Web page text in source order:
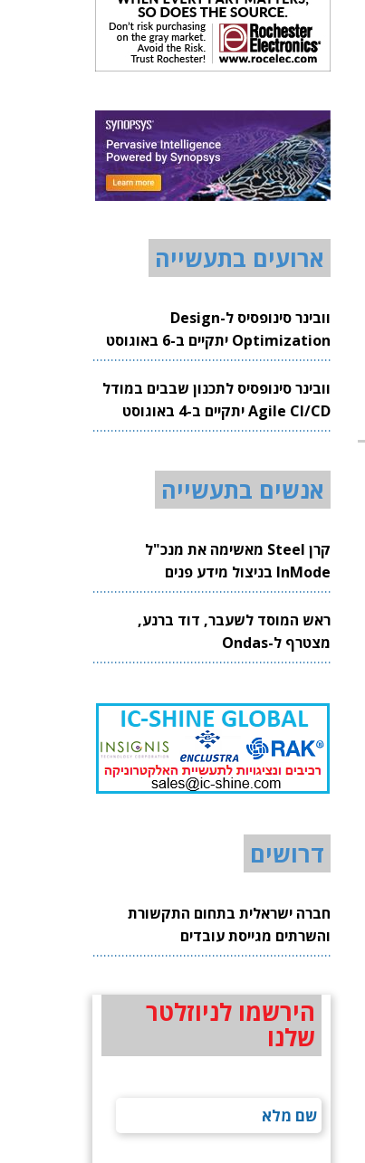
ארועים בתעשייה
וובינר סינופסיס ל-Design
Optimization יתקיים ב-6 באוגוסט
2026
וובינר סינופסיס לתכנון שבבים במודל
Agile CI/CD יתקיים ב-4 באוגוסט
2026
אנשים בתעשייה
קרן Steel מאשימה את מנכ"ל
InMode בניצול מידע פנים
ראש המוסד לשעבר, דוד ברנע,
מצטרף ל-Ondas
דרושים
חברה ישראלית בתחום התקשורת
והשרתים מגייסת עובדים
הירשמו לניוזלטר
שלנו